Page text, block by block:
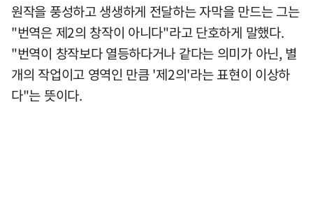
원작을 풍성하고 생생하게 전달하는 자막을 만드는 그는
"번역은 제2의 창작이 아니다"라고 단호하게 말했다.
"번역이 창작보다 열등하다거나 같다는 의미가 아닌, 별
개의 작업이고 영역인 만큼 '제2의'라는 표현이 이상하
다"는 뜻이다.